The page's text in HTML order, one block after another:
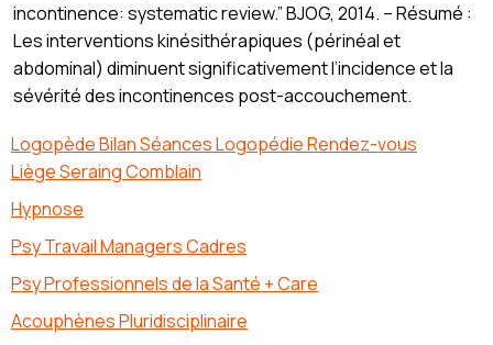
incontinence: systematic review.” BJOG, 2014. – Résumé :
Les interventions kinésithérapiques (périnéal et
abdominal) diminuent significativement l’incidence et la
sévérité des incontinences post-accouchement.
Logopède Bilan Séances Logopédie Rendez-vous
Liège Seraing Comblain
Hypnose
Psy Travail Managers Cadres
Psy Professionnels de la Santé + Care
Acouphènes Pluridisciplinaire